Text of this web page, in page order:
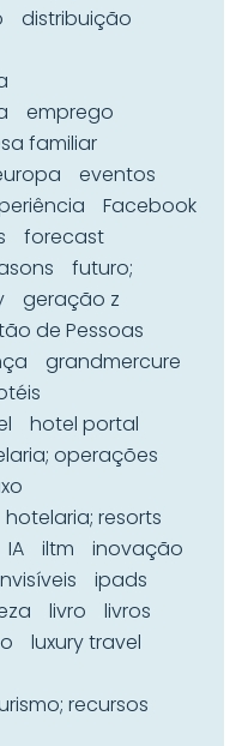
distribuição
emprego
familiar
eventos
Facebook
forecast
futuro;
geração z
de Pessoas
grandmercure
hotel portal
operações
hotelaria; resorts
IA iltm
inovação
ipads
livro
livros
luxury travel
recursos